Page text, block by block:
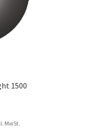
1500
MwSt.